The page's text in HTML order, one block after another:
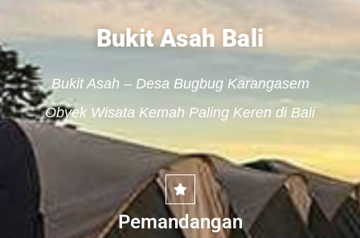
Bukit Asah Bali
Bukit Asah – Desa Bugbug Karangasem
Obyek Wisata Kemah Paling Keren di Bali
Pemandangan